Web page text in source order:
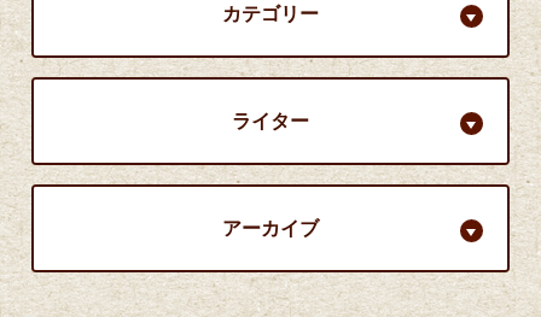
カテゴリー
ライター
アーカイブ